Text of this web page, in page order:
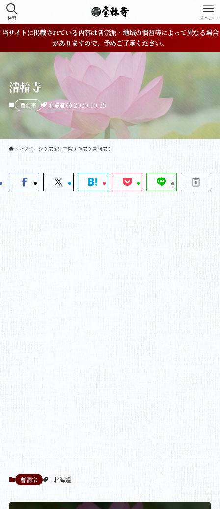
検索 メニュー
当サイトに掲載されている内容は各宗派・地域の慣習等によって異なる場合
がありますので、予めご了承ください。
清輪寺
曹洞宗 北海道 2020-10-25
トップページ 宗派別寺院 禅宗 曹洞宗
曹洞宗 北海道